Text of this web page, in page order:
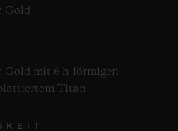
Gold
Gold mit 6 h-förmigen
Titan